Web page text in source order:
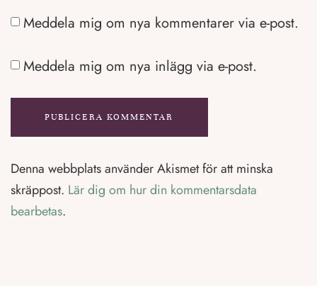
Meddela mig om nya kommentarer via e-post.
Meddela mig om nya inlägg via e-post.
Denna webbplats använder Akismet för att minska
skräppost. Lär dig om hur din kommentarsdata
bearbetas.